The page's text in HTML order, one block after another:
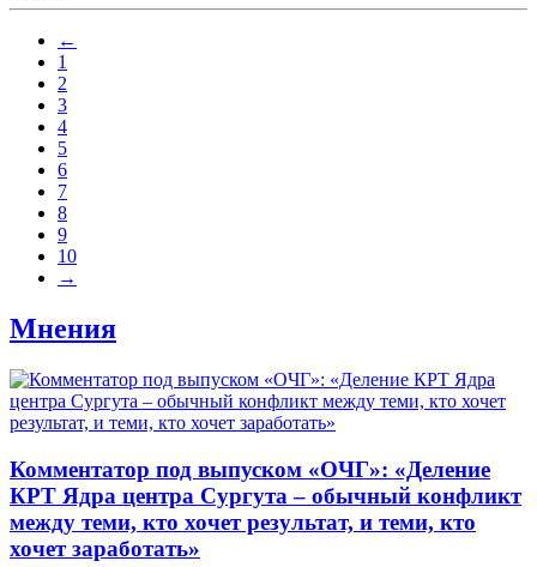
←
1
2
3
4
5
6
7
8
9
10
→
Мнения
​Комментатор под выпуском «ОЧГ»: «Деление
КРТ Ядра центра Сургута – обычный конфликт
между теми, кто хочет результат, и теми, кто
хочет заработать»